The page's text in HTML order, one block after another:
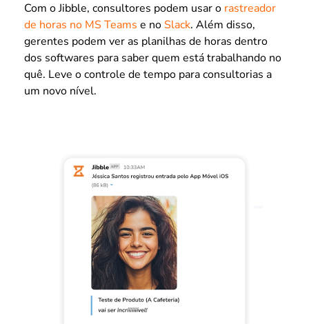
Com o Jibble, consultores podem usar o rastreador
de horas no MS Teams e no Slack. Além disso,
gerentes podem ver as planilhas de horas dentro
dos softwares para saber quem está trabalhando no
quê. Leve o controle de tempo para consultorias a
um novo nível.